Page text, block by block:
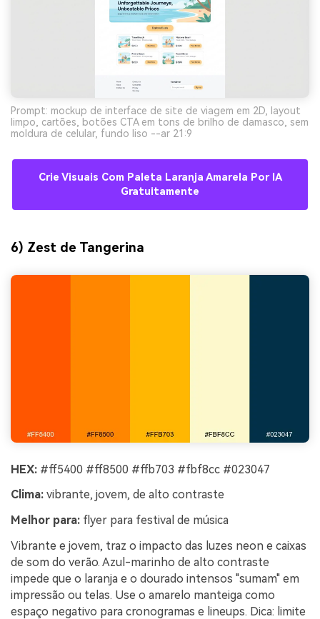
Prompt: mockup de interface de site de viagem em 2D, layout
limpo, cartões, botões CTA em tons de brilho de damasco, sem
moldura de celular, fundo liso --ar 21:9
Crie Visuais Com Paleta Laranja Amarela Por IA
Gratuitamente
6) Zest de Tangerina
HEX: #ff5400 #ff8500 #ffb703 #fbf8cc #023047
Clima: vibrante, jovem, de alto contraste
Melhor para: flyer para festival de música
Vibrante e jovem, traz o impacto das luzes neon e caixas
de som do verão. Azul-marinho de alto contraste
impede que o laranja e o dourado intensos "sumam" em
impressão ou telas. Use o amarelo manteiga como
espaço negativo para cronogramas e lineups. Dica: limite